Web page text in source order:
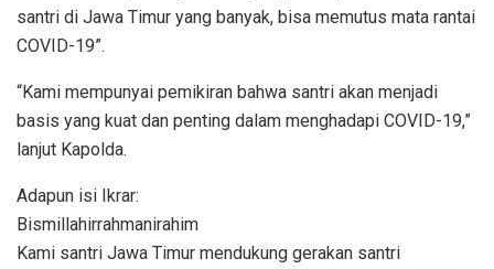
santri di Jawa Timur yang banyak, bisa memutus mata rantai
COVID-19”.
“Kami mempunyai pemikiran bahwa santri akan menjadi
basis yang kuat dan penting dalam menghadapi COVID-19,”
lanjut Kapolda.
Adapun isi Ikrar:
Bismillahirrahmanirahim
Kami santri Jawa Timur mendukung gerakan santri